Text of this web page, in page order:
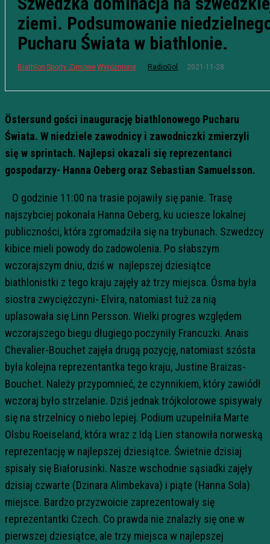
ziemi. Podsumowanie
Pucharu Świata w biathlonie.
Biathlon Sporty ZimoweWyróżnione RadioGol 2021-11-28
Östersund gości inaugurację biathlonowego Pucharu
Świata. W niedziele zawodnicy i zawodniczki zmierzyli
się w sprintach. Najlepsi okazali się reprezentanci
gospodarzy- Hanna Oeberg oraz Sebastian Samuelsson.
O godzinie 11:00 na trasie pojawiły się panie. Trasę
najszybciej pokonała Hanna Oeberg, ku uciesze lokalnej
publiczności, która zgromadziła się na trybunach. Szwedzcy
kibice mieli powody do zadowolenia. Po słabszym
wczorajszym dniu, dziś w najlepszej dziesiątce
biathlonistki z tego kraju zajęły aż trzy miejsca. Ósma była
siostra zwyciężczyni- Elvira, natomiast tuż za nią
uplasowała się Linn Persson. Wielki progres względem
wczorajszego biegu długiego poczyniły Francuzki. Anais
Chevalier-Bouchet zajęła drugą pozycję, natomiast szósta
była kolejna reprezentantka tego kraju, Justine Braizas-
Bouchet. Należy przypomnieć, że czynnikiem, który zawiódł
wczoraj było strzelanie. Dziś jednak trójkolorowe spisywały
się na strzelnicy o niebo lepiej. Podium uzupełniła Marte
Olsbu Roeiseland, która wraz z Idą Lien stanowiła norweską
reprezentację w najlepszej dziesiątce. Świetnie dzisiaj
spisały się Białorusinki. Nasze wschodnie sąsiadki zajęły
dzisiaj czwarte (Dzinara Alimbekava) i piąte (Hanna Sola)
miejsce. Bardzo przyzwoicie zaprezentowały się
reprezentantki Czech. Co prawda nie znalazły się one w
pierwszej dziesiątce, ale trzy miejsca w najlepszej